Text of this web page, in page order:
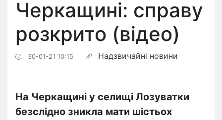
Черкащині: справу
розкрито (відео)
30-01-21 10:15 Надзвичайні новини
На Черкащині у селищі Лозуватки
безслідно зникла мати шістьох